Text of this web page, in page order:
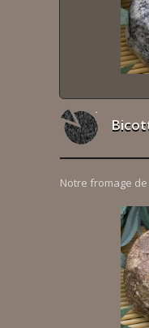
Notre fromage